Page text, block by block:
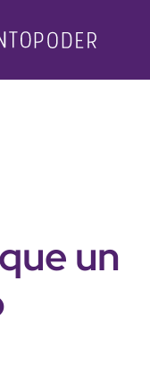
un